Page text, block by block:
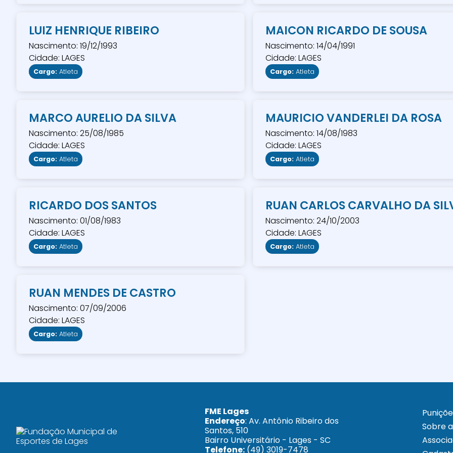
LUIZ HENRIQUE RIBEIRO
Nascimento: 19/12/1993
Cidade: LAGES
Cargo: Atleta
MAICON RICARDO DE SOUSA
Nascimento: 14/04/1991
Cidade: LAGES
Cargo: Atleta
MARCO AURELIO DA SILVA
Nascimento: 25/08/1985
Cidade: LAGES
Cargo: Atleta
MAURICIO VANDERLEI DA ROSA
Nascimento: 14/08/1983
Cidade: LAGES
Cargo: Atleta
RICARDO DOS SANTOS
Nascimento: 01/08/1983
Cidade: LAGES
Cargo: Atleta
RUAN CARLOS CARVALHO DA
Nascimento: 24/10/2003
Cidade: LAGES
Cargo: Atleta
RUAN MENDES DE CASTRO
Nascimento: 07/09/2006
Cidade: LAGES
Cargo: Atleta
FME Lages
Endereço: Av. Antônio Ribeiro dos
Santos, 510
Bairro Universitário - Lages - SC
Telefone: (49) 3019-7478
Sobre